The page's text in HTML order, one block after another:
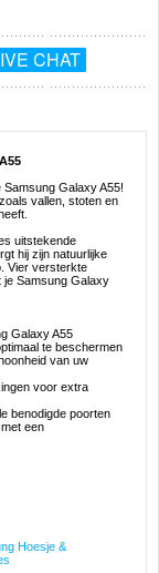
CHAT
Galaxy A55!
vallen, stoten en
uitstekende
hij zijn natuurlijke
Vier versterkte
je Samsung Galaxy
Galaxy A55
te beschermen
van uw
voor extra
benodigde poorten
een
Hoesje &